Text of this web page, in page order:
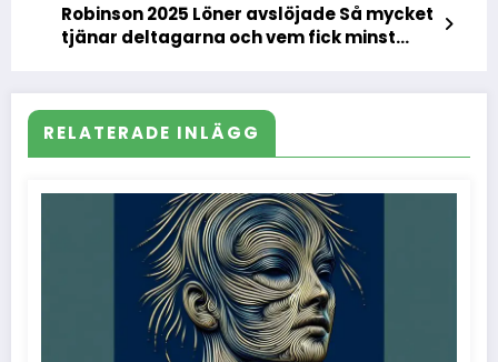
Robinson 2025 Löner avslöjade Så mycket
tjänar deltagarna och vem fick minst
RELATERADE INLÄGG